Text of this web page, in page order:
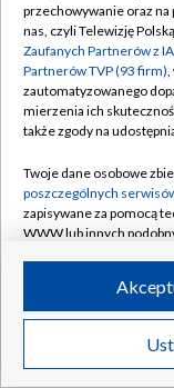
Abonament TVP
Emisja w TVP
Centrum
Naziemna
Rada
System NOS
Informacje o
Program dla prasy
Ogłoszenie
©2026
przechowywanie oraz
nas, czyli Telewizję
Zaufanych Partnerów z
Partnerów TVP (93 firm),
zautomatyzowanego
mierzenia ich
także zgody na
Twoje dane osobowe
poszczególnych
zapisywane za pomocą
WWW lub innych
ruchu w Internecie.
Twoje dane osobowe
poszczególnych